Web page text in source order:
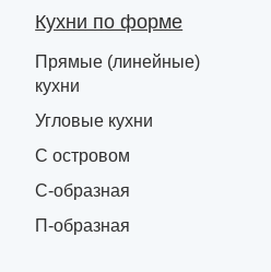
Кухни по форме
Прямые (линейные)
кухни
Угловые кухни
С островом
С-образная
П-образная